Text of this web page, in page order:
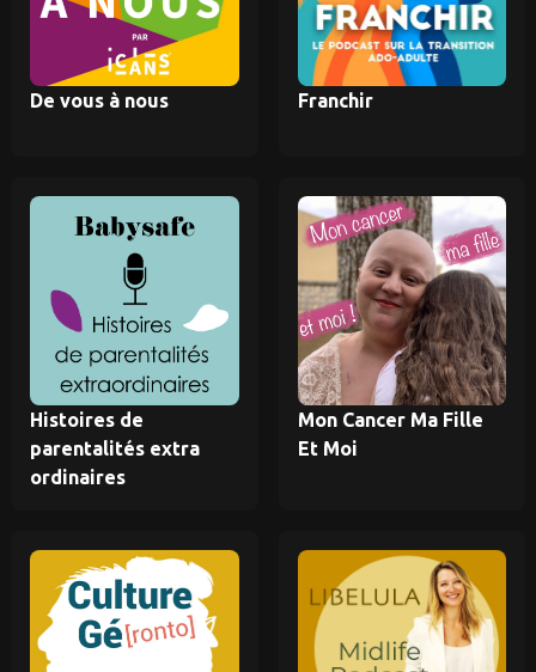
De vous à nous Franchir
Histoires de
parentalités extra
ordinaires
Mon Cancer Ma Fille
Et Moi